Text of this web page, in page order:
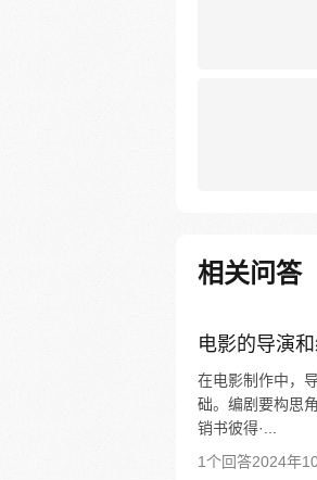
相关问答
电影的导演和
在电影制作中，
础。编剧要构思
销书彼得·...
1个回答2024年